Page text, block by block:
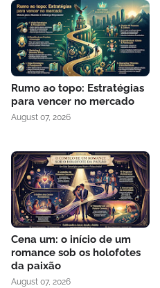
Rumo ao topo: Estratégias
para vencer no mercado
August 07, 2026
Cena um: o início de um
romance sob os holofotes
da paixão
August 07, 2026